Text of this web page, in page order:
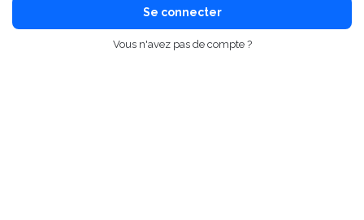
Se connecter
Vous n'avez pas de compte ?